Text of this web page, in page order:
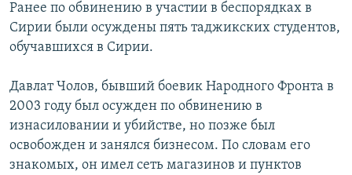
Ранее по обвинению в участии в беспорядках в
Сирии были осуждены пять таджикских студентов,
обучавшихся в Сирии.
Давлат Чолов, бывший боевик Народного Фронта в
2003 году был осужден по обвинению в
изнасиловании и убийстве, но позже был
освобожден и занялся бизнесом. По словам его
знакомых, он имел сеть магазинов и пунктов